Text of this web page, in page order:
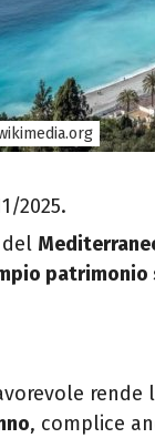
2025.
rende
, complice